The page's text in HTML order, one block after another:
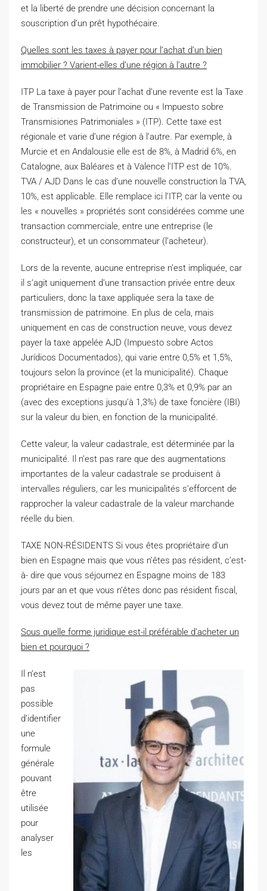
et la liberté de prendre une décision concernant la
souscription d’un prêt hypothécaire.
Quelles sont les taxes à payer pour l’achat d’un bien
immobilier ? Varient-elles d’une région à l’autre ?
ITP La taxe à payer pour l’achat d’une revente est la Taxe
de Transmission de Patrimoine ou « Impuesto sobre
Transmisiones Patrimoniales » (ITP). Cette taxe est
régionale et varie d’une région à l’autre. Par exemple, à
Murcie et en Andalousie elle est de 8%, à Madrid 6%, en
Catalogne, aux Baléares et à Valence l’ITP est de 10%.
TVA / AJD Dans le cas d’une nouvelle construction la TVA,
10%, est applicable. Elle remplace ici l’ITP, car la vente ou
les « nouvelles » propriétés sont considérées comme une
transaction commerciale, entre une entreprise (le
constructeur), et un consommateur (l’acheteur).
Lors de la revente, aucune entreprise n’est impliquée, car
il s’agit uniquement d’une transaction privée entre deux
particuliers, donc la taxe appliquée sera la taxe de
transmission de patrimoine. En plus de cela, mais
uniquement en cas de construction neuve, vous devez
payer la taxe appelée AJD (Impuesto sobre Actos
Jurídicos Documentados), qui varie entre 0,5% et 1,5%,
toujours selon la province (et la municipalité). Chaque
propriétaire en Espagne paie entre 0,3% et 0,9% par an
(avec des exceptions jusqu’à 1,3%) de taxe foncière (IBI)
sur la valeur du bien, en fonction de la municipalité.
Cette valeur, la valeur cadastrale, est déterminée par la
municipalité. Il n’est pas rare que des augmentations
importantes de la valeur cadastrale se produisent à
intervalles réguliers, car les municipalités s’efforcent de
rapprocher la valeur cadastrale de la valeur marchande
réelle du bien.
TAXE NON-RÉSIDENTS Si vous êtes propriétaire d’un
bien en Espagne mais que vous n’êtes pas résident, c’est-
à- dire que vous séjournez en Espagne moins de 183
jours par an et que vous n’êtes donc pas résident fiscal,
vous devez tout de même payer une taxe.
Sous quelle forme juridique est-il préférable d’acheter un
bien et pourquoi ?
Il n’est
pas
possible
d’identifier
une
formule
générale
pouvant
être
utilisée
pour
analyser
les